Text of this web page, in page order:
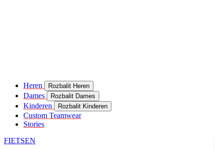
Heren Rozbalit Heren
Dames Rozbalit Dames
Kinderen Rozbalit Kinderen
Custom Teamwear
Stories
FIETSEN